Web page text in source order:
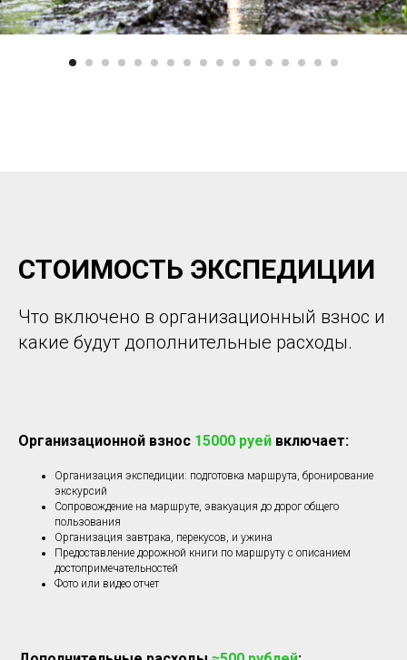
СТОИМОСТЬ ЭКСПЕДИЦИИ
Что включено в организационный взнос и
какие будут дополнительные расходы.
Организационной взнос 15000 руей включает:
Организация экспедиции: подготовка маршрута, бронирование
экскурсий
Сопровождение на маршруте, эвакуация до дорог общего
пользования
Организация завтрака, перекусов, и ужина
Предоставление дорожной книги по маршруту с описанием
достопримечательностей
Фото или видео отчет